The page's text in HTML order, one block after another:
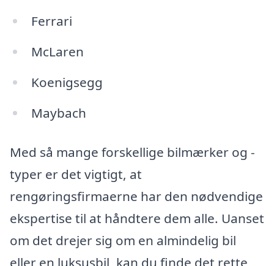
Ferrari
McLaren
Koenigsegg
Maybach
Med så mange forskellige bilmærker og -
typer er det vigtigt, at
rengøringsfirmaerne har den nødvendige
ekspertise til at håndtere dem alle. Uanset
om det drejer sig om en almindelig bil
eller en luksusbil, kan du finde det rette